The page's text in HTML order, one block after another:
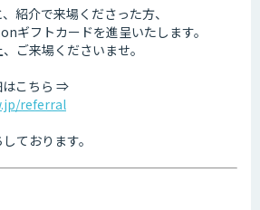
紹介で来場くださった方、
ギフトカードを進呈いたします。
ご来場くださいませ。
はこちら ⇒
referral
ております。